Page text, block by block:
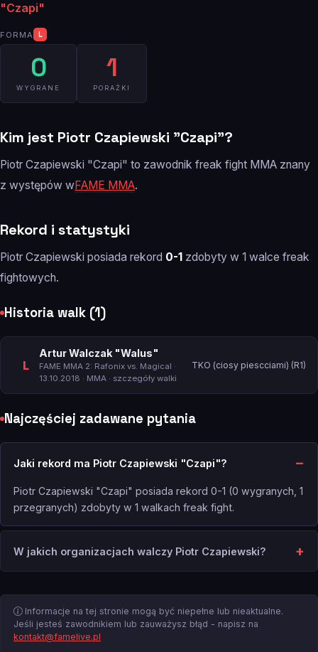
"Czapi"
FORMA L
0
WYGRANE
1
PORAŻKI
Kim jest Piotr Czapiewski "Czapi"?
Piotr Czapiewski "Czapi" to zawodnik freak fight MMA znany
z występów wFAME MMA.
Rekord i statystyki
Piotr Czapiewski posiada rekord 0-1 zdobyty w 1 walce freak
fightowych.
Historia walk (1)
L
Artur Walczak "Walus"
FAME MMA 2: Rafonix vs. Magical ·
13.10.2018 · MMA · szczegóły walki
TKO (ciosy piescciami) (R1)
Najczęściej zadawane pytania
Jaki rekord ma Piotr Czapiewski "Czapi"?
Piotr Czapiewski "Czapi" posiada rekord 0-1 (0 wygranych, 1
przegranych) zdobyty w 1 walkach freak fight.
W jakich organizacjach walczy Piotr Czapiewski?
Informacje na tej stronie mogą być niepełne lub nieaktualne.
Jeśli jesteś zawodnikiem lub zauważysz błąd - napisz na
kontakt@famelive.pl